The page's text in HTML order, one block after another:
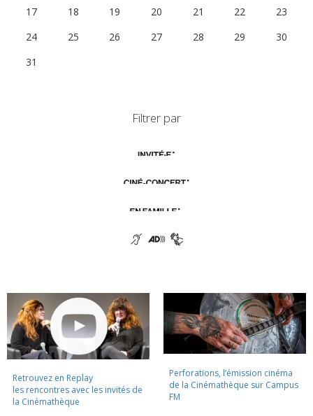
17
18 19 20 21 22
23
24
25 26 27 28 29
30
31
Filtrer par
Retrouvez en Replay
les rencontres avec les invités de
la Cinémathèque
Perforations, l’émission cinéma
de la Cinémathèque sur Campus
FM